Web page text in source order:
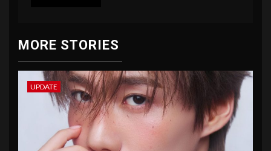
MORE STORIES
UPDATE